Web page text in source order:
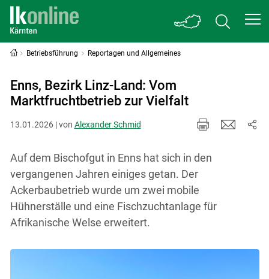
Betriebsführung Reportagen und Allgemeines
Enns, Bezirk Linz-Land: Vom
Marktfruchtbetrieb zur Vielfalt
13.01.2026 | von Alexander Schmid
Auf dem Bischofgut in Enns hat sich in den
vergangenen Jahren einiges getan. Der
Ackerbaubetrieb wurde um zwei mobile
Hühnerställe und eine Fischzuchtanlage für
Afrikanische Welse erweitert.